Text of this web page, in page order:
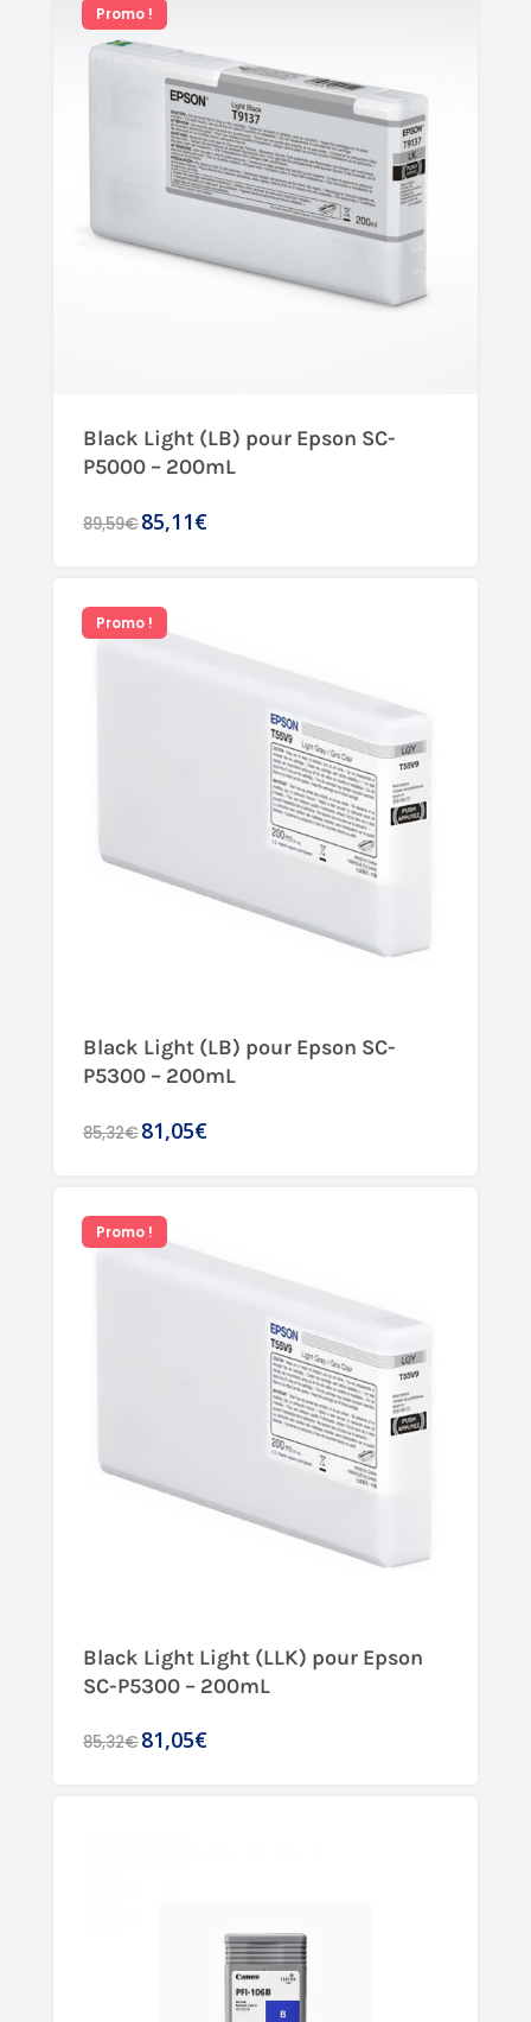
Promo !
Black Light (LB) pour Epson SC-
P5000 – 200mL
89,59€85,11€
Promo !
Black Light (LB) pour Epson SC-
P5300 – 200mL
85,32€81,05€
Promo !
Black Light Light (LLK) pour Epson
SC-P5300 – 200mL
85,32€81,05€